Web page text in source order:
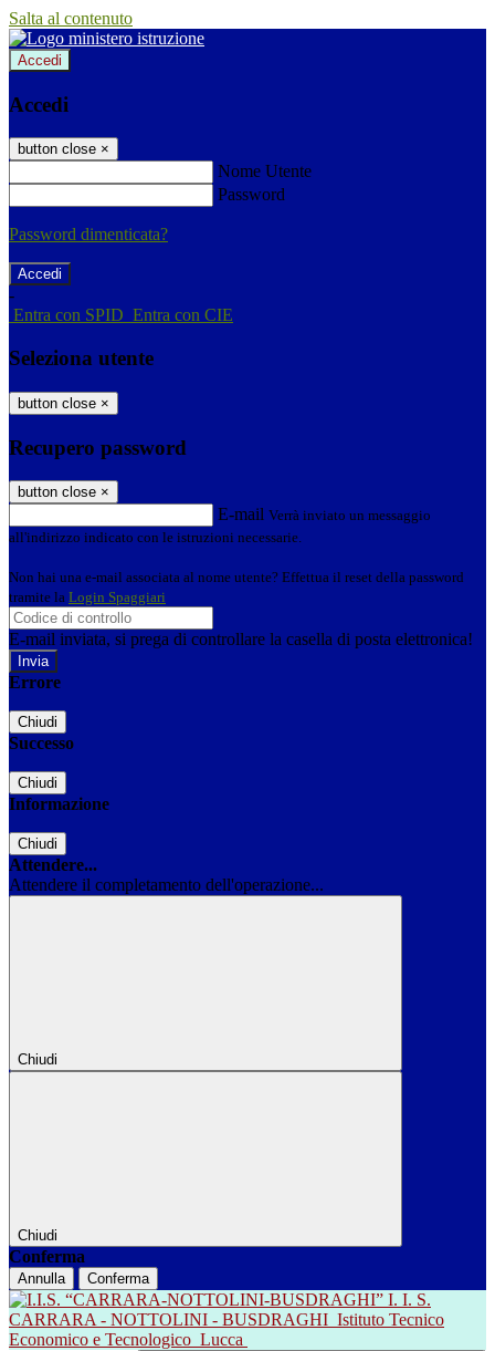
Salta al contenuto
Accedi
Accedi
button close ×
Nome Utente
Password
Password dimenticata?
-
Entra con SPID Entra con CIE
Seleziona utente
button close ×
Recupero password
button close ×
E-mail Verrà inviato un messaggio
all'indirizzo indicato con le istruzioni necessarie.
Non hai una e-mail associata al nome utente? Effettua il reset della password
tramite la Login Spaggiari
E-mail inviata, si prega di controllare la casella di posta elettronica!
Errore
Chiudi
Successo
Chiudi
Informazione
Chiudi
Attendere...
Attendere il completamento dell'operazione...
Chiudi
Chiudi
Conferma
Annulla Conferma
I. I. S.
CARRARA - NOTTOLINI - BUSDRAGHI Istituto Tecnico
Economico e Tecnologico Lucca